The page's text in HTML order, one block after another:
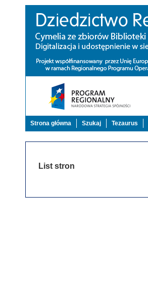
Strona główna Szukaj Tezaurus
List stron